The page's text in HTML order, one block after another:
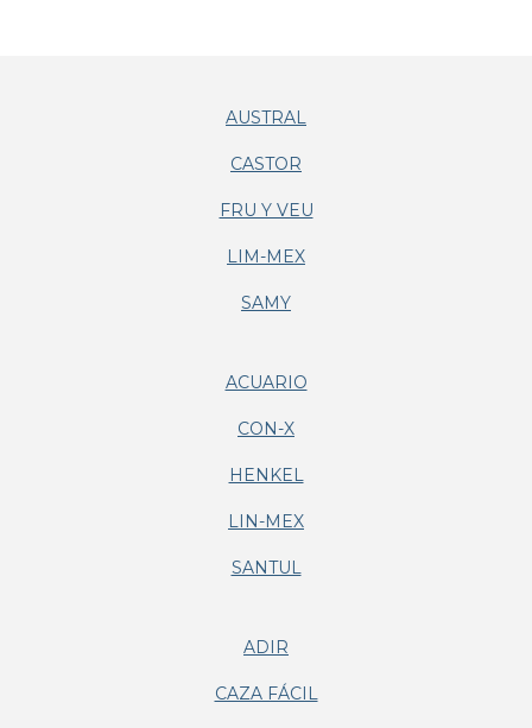
AUSTRAL
CASTOR
FRU Y VEU
LIM-MEX
SAMY
ACUARIO
CON-X
HENKEL
LIN-MEX
SANTUL
ADIR
CAZA FÁCIL